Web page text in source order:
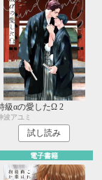
級αの愛したΩ 2
波アユミ
試し読み
電子書籍